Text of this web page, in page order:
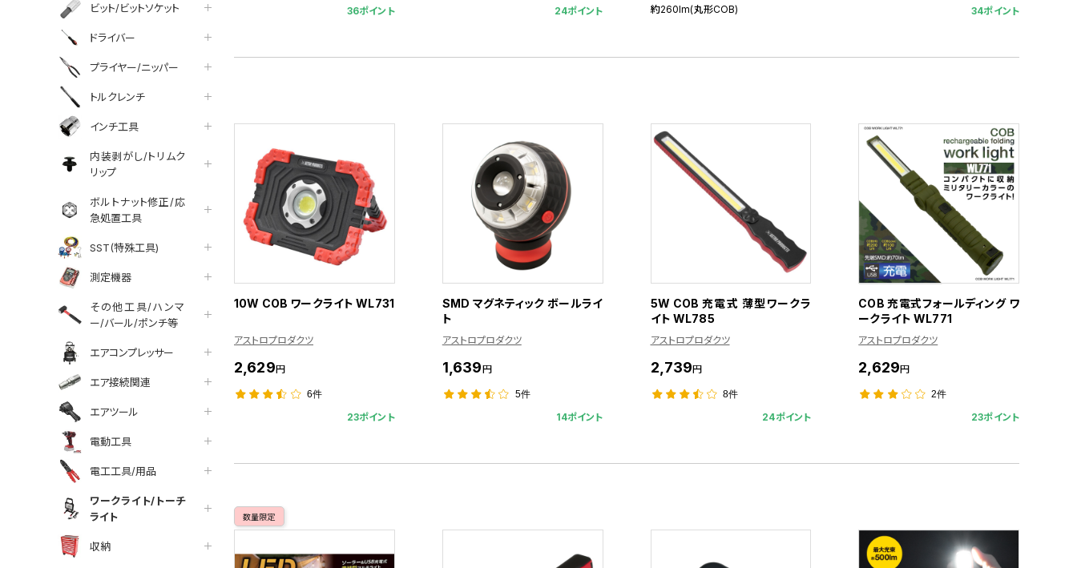
ビット/ビットソケット
ドライバー
プライヤー/ニッパー
トルクレンチ
インチ工具
内装剥がし/トリムク
リップ
ボルトナット修正/応
急処置工具
SST(特殊工具)
測定機器
その他工具/ハンマ
ー/バール/ポンチ等
エアコンプレッサー
エア接続関連
エアツール
電動工具
電工工具/用品
ワークライト/トーチ
ライト
収納
36ポイント 24ポイント
約260lm(丸形COB)
34ポイント
10W COB ワークライト WL731
アストロプロダクツ
2,629円
6件
23ポイント
SMD マグネティック ボールライ
ト
アストロプロダクツ
1,639円
5件
14ポイント
5W COB 充電式 薄型ワークラ
イト WL785
アストロプロダクツ
2,739円
8件
24ポイント
COB 充電式フォールディング ワ
ークライト WL771
アストロプロダクツ
2,629円
2件
23ポイント
数量限定